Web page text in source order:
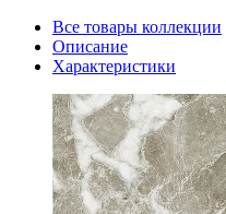
Все товары коллекции
Описание
Характеристики